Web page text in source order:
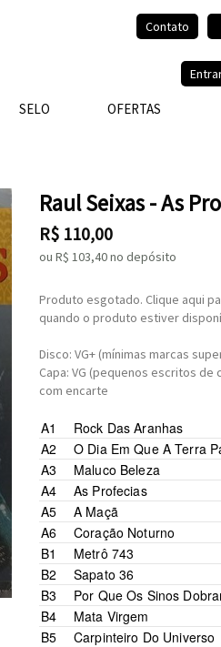
Contato
SELO OFERTAS
Raul Seixas - As
R$ 110,00
ou R$ 103,40no depósito
Produto esgotado. Clique aqui
quando o produto estiver
Disco: VG+ (mínimas marcas
Capa: VG (pequenos escritos
com encarte
A1
Rock Das Aranhas
A2
O Dia Em Que A Terra
A3
Maluco Beleza
A4
As Profecias
A5
A Maçã
A6
Coração Noturno
B1
Metrô 743
B2
Sapato 36
B3
Por Que Os Sinos
B4
Mata Virgem
B5
Carpinteiro Do Universo